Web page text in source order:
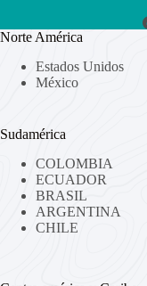
Norte América
Estados Unidos
México
Sudamérica
COLOMBIA
ECUADOR
BRASIL
ARGENTINA
CHILE